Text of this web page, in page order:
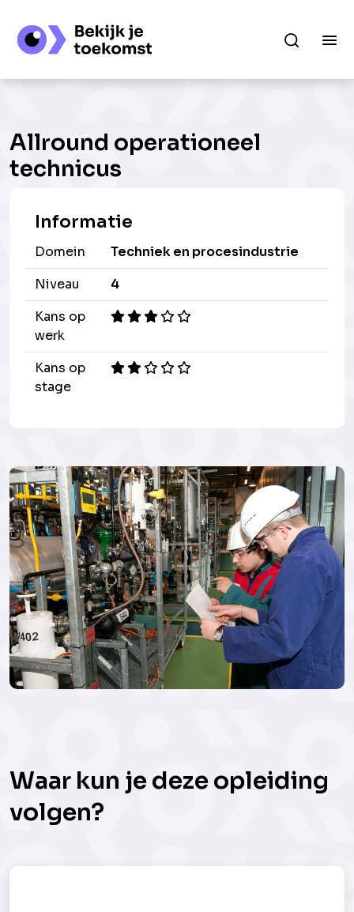
Allround operationeel
technicus
Informatie
Domein
Techniek en procesindustrie
Niveau
4
Kans op
werk
Kans op
stage
Waar kun je deze opleiding
volgen?